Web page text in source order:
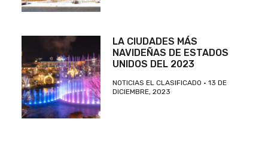
LA CIUDADES MÁS
NAVIDEÑAS DE ESTADOS
UNIDOS DEL 2023
NOTICIAS EL CLASIFICADO
13 DE
DICIEMBRE, 2023